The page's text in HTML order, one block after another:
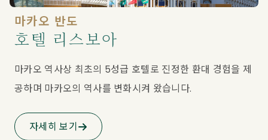
마카오 반도
호텔 리스보아
마카오 역사상 최초의 5성급 호텔로 진정한 환대 경험을 제
공하며 마카오의 역사를 변화시켜 왔습니다.
자세히 보기